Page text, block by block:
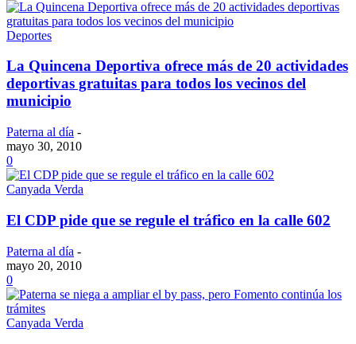
Deportes
La Quincena Deportiva ofrece más de 20 actividades
deportivas gratuitas para todos los vecinos del
municipio
Paterna al día -
mayo 30, 2010
0
Canyada Verda
El CDP pide que se regule el tráfico en la calle 602
Paterna al día -
mayo 20, 2010
0
Canyada Verda